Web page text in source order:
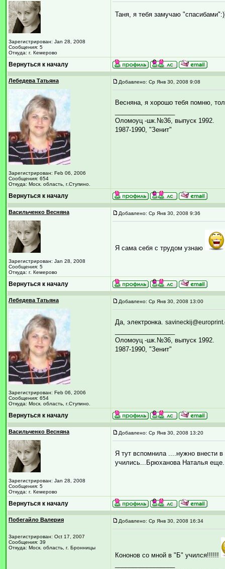
Зарегистрирован: Jan 28, 2008
Сообщения: 5
Откуда: г. Кемерово
Таня, я тебя замучаю
Вернуться к началу
Лебедева Татьяна
Зарегистрирован: Feb 06, 2006
Сообщения: 654
Откуда: Моск. область, г.Ступино.
Добавлено: Ср Янв 30, 2008 9:08
Весняна, я хорошо тебя помню,
Оломоуц -шк.№36, выпуск 1992.
1987-1990, "Зенит"
Вернуться к началу
Васильченко Весняна
Зарегистрирован: Jan 28, 2008
Сообщения: 5
Откуда: г. Кемерово
Добавлено: Ср Янв 30, 2008 9:36
Я сама себя с трудом узнаю
Вернуться к началу
Лебедева Татьяна
Зарегистрирован: Feb 06, 2006
Сообщения: 654
Откуда: Моск. область, г.Ступино.
Добавлено: Ср Янв 30, 2008 13:00
Да, электронка.
Оломоуц -шк.№36, выпуск 1992.
1987-1990, "Зенит"
Вернуться к началу
Васильченко Весняна
Зарегистрирован: Jan 28, 2008
Сообщения: 5
Откуда: г. Кемерово
Добавлено: Ср Янв 30, 2008 13:20
Я тут вспомнила ....нужно внести
учились...Брюханова Наталья
Вернуться к началу
Побегайло Валерия
Зарегистрирован: Oct 17, 2007
Сообщения: 39
Откуда: Моск. область, г. Бронницы
Добавлено: Ср Янв 30, 2008 16:34
Кононов со мной в "Б" учился!!!!!!